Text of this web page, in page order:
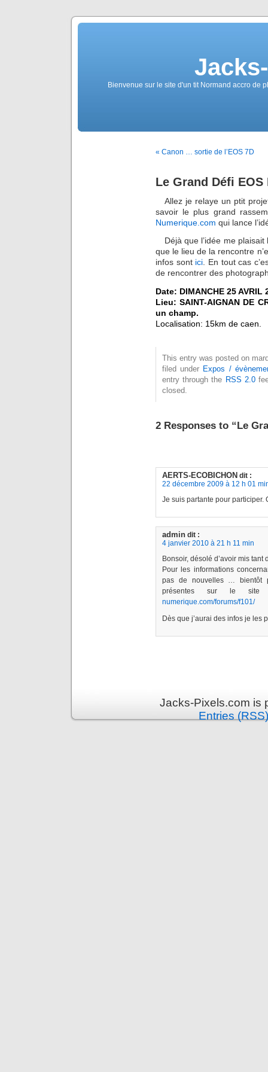
Bienvenue sur le site d'un tit Normand accro de
« Canon … sortie de l’EOS 7D
Le Grand Défi EOS
Allez je relaye un ptit
savoir le plus grand
Numerique.com qui lance
Déjà que l’idée me
que le lieu de la rencontre
infos sont ici . En tout cas
de rencontrer des
Date: DIMANCHE 25 AVRIL
Lieu: SAINT-AIGNAN DE
un champ.
Localisation: 15km de caen.
This entry was posted on
filed under Expos /
entry through the RSS 2.0
closed.
2 Responses to “Le
AERTS-ECOBICHON dit :
22 décembre 2009 à 12 h 01
Je suis partante pour participer.
admin dit :
4 janvier 2010 à 21 h 11 min
Bonsoir, désolé d’avoir mis tant
Pour les informations
pas de nouvelles … bientôt
présentes sur le site
numerique.com/forums/f101/
Dès que j’aurai des infos je les
Jacks-Pixels.com is
Entries (RSS)